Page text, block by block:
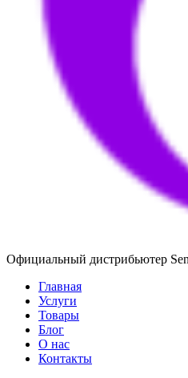
Официальный дистрибьютер
Главная
Услуги
Товары
Блог
О нас
Контакты